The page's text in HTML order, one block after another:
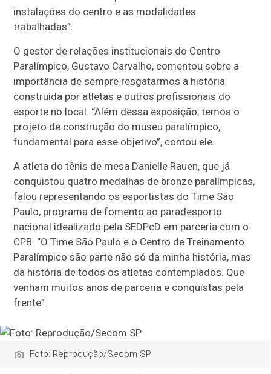
instalações do centro e as modalidades
trabalhadas”.
O gestor de relações institucionais do Centro
Paralímpico, Gustavo Carvalho, comentou sobre a
importância de sempre resgatarmos a história
construída por atletas e outros profissionais do
esporte no local. “Além dessa exposição, temos o
projeto de construção do museu paralímpico,
fundamental para esse objetivo”, contou ele.
A atleta do tênis de mesa Danielle Rauen, que já
conquistou quatro medalhas de bronze paralímpicas,
falou representando os esportistas do Time São
Paulo, programa de fomento ao paradesporto
nacional idealizado pela SEDPcD em parceria com o
CPB. “O Time São Paulo e o Centro de Treinamento
Paralímpico são parte não só da minha história, mas
da história de todos os atletas contemplados. Que
venham muitos anos de parceria e conquistas pela
frente”.
Foto: Reprodução/Secom SP